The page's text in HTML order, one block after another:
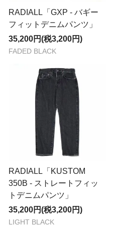
RADIALL「GXP - バギー
フィットデニムパンツ」
35,200円(税3,200円)
FADED BLACK
RADIALL「KUSTOM
350B - ストレートフィッ
トデニムパンツ」
35,200円(税3,200円)
LIGHT BLACK